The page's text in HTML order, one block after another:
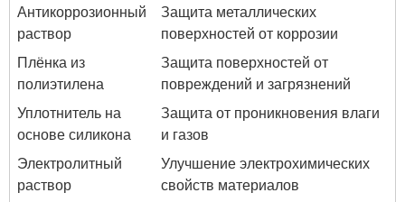
Антикоррозионный
раствор
Защита металлических
поверхностей от коррозии
Плёнка из
полиэтилена
Защита поверхностей от
повреждений и загрязнений
Уплотнитель на
основе силикона
Защита от проникновения влаги
и газов
Электролитный
раствор
Улучшение электрохимических
свойств материалов